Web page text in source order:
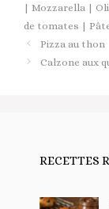
| Mozzarella |
de tomates |
Pizza au thon
Calzone aux
RECETTES